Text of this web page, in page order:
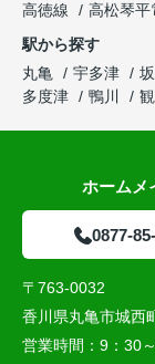
高徳線
高松琴平
駅から探す
丸亀
宇多津
多度津
鴨川
ホームメ
0877-
〒763-0032
香川県丸亀市城西
営業時間： 9：30